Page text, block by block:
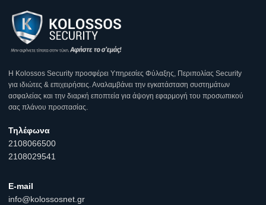
Η Κοlossos Security προσφέρει Υπηρεσίες Φύλαξης, Περιπολίας Security
για ιδιώτες & επιχειρήσεις. Αναλαμβάνει την εγκατάσταση συστημάτων
ασφαλείας και την διαρκή εποπτεία για άψογη εφαρμογή του προσωπικού
σας πλάνου προστασίας.
Τηλέφωνα
2108066500
2108029541
E-mail
info@kolossosnet.gr